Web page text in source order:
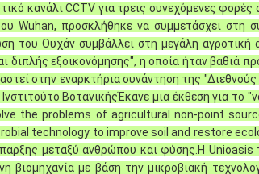
κανάλι CCTV για τρεις συνεχόμενες
Wuhan, προσκλήθηκε να συμμετάσχει στη
του Ουχάν συμβάλλει στη μεγάλη
διπλής εξοικονόμησης", η οποία ήταν βαθιά
στην εναρκτήρια συνάντηση της
ΒοτανικήςΈκανε μια έκθεση για το
the problems of agricultural non-point
technology to improve soil and restore
μεταξύ ανθρώπου και φύσης.Η Unioasis
βιομηχανία με βάση την μικροβιακή